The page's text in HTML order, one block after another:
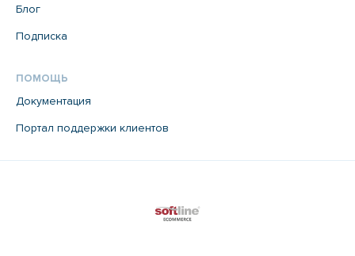
Блог
Подписка
ПОМОЩЬ
Документация
Портал поддержки клиентов